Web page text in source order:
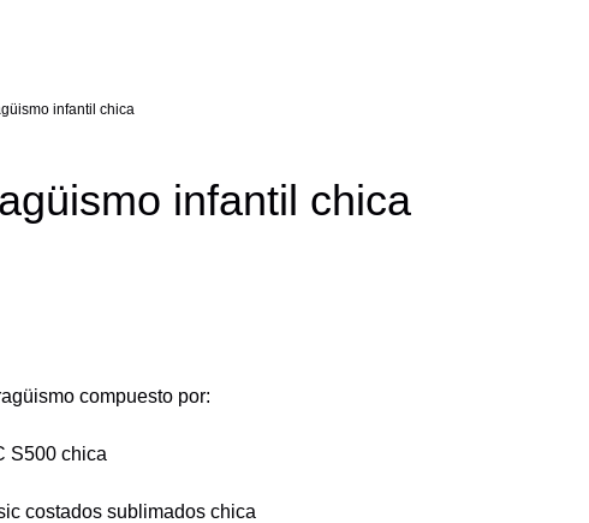
infantil chica
infantil chica
S500 chica
costados sublimados chica